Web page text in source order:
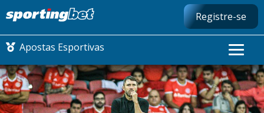
Registre-se
Apostas Esportivas
CONMEBOL LIBERTADORES